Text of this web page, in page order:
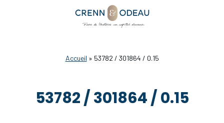
Accueil » 53782 / 301864 / 0.15
53782 / 301864 / 0.15